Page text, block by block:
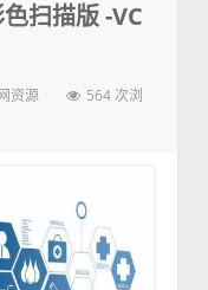
扫描版 -VC
资源
564 次浏